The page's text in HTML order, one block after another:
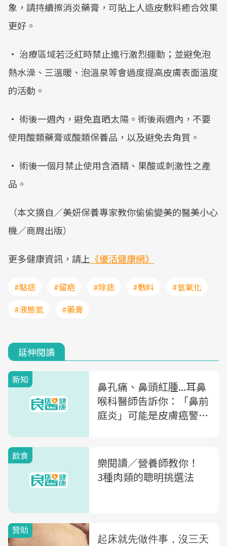
象，請持續擦消炎藥膏，可貼上人造皮敷料癒合效果
更好。
• 治療區域若泛紅時禁止進行激烈運動；並避免泡
熱水澡、三溫暖、泡溫泉等會過度提高皮膚表面溫度
的活動。
• 術後一週內，避免直晒太陽。術後兩週內，不要
使用酸類藥膏或酸類保養品，以及避免去角質。
• 術後一個月禁止使用含酒精、果酸或刺激性之產
品。
（本文摘自／美妍保養專家教你偷偷變美的醫美小心
機／商周出版）
更多健康資訊，請上 《優活健康網》
#點痣 #留疤 #除痣 #敷料
#氫氧化
#液態氮
#藥膏
延伸閱讀
新知
鼻孔痛、鼻頭紅腫...耳鼻
喉科醫師告訴你：「鼻前
庭炎」可能是皮膚癌警
飲食
樂閱讀／營養師教你！
3種肉類的聰明挑選法